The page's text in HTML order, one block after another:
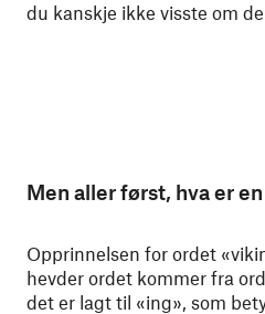
du kanskje ikke visste om
Men aller først, hva er
Opprinnelsen for ordet
hevder ordet kommer fra
det er lagt til «ing», som